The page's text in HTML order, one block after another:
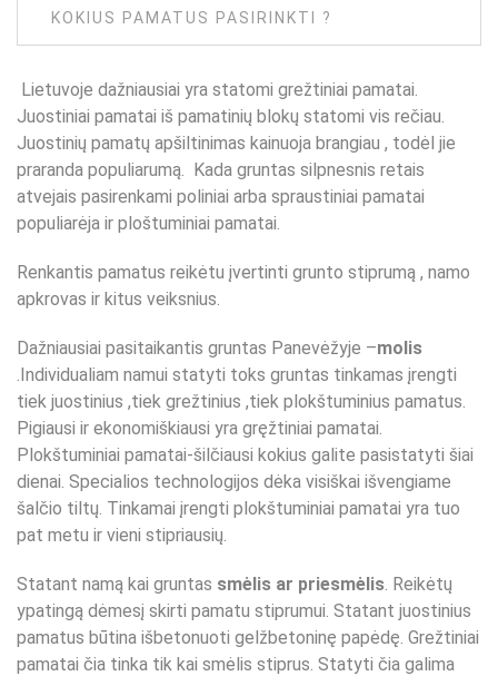
KOKIUS PAMATUS PASIRINKTI ?
Lietuvoje dažniausiai yra statomi grežtiniai pamatai.
Juostiniai pamatai iš pamatinių blokų statomi vis rečiau.
Juostinių pamatų apšiltinimas kainuoja brangiau , todėl jie
praranda populiarumą. Kada gruntas silpnesnis retais
atvejais pasirenkami poliniai arba spraustiniai pamatai
populiarėja ir ploštuminiai pamatai.
Renkantis pamatus reikėtu įvertinti grunto stiprumą , namo
apkrovas ir kitus veiksnius.
Dažniausiai pasitaikantis gruntas Panevėžyje –molis
.Individualiam namui statyti toks gruntas tinkamas įrengti
tiek juostinius ,tiek grežtinius ,tiek plokštuminius pamatus.
Pigiausi ir ekonomiškiausi yra gręžtiniai pamatai.
Plokštuminiai pamatai-šilčiausi kokius galite pasistatyti šiai
dienai. Specialios technologijos dėka visiškai išvengiame
šalčio tiltų. Tinkamai įrengti plokštuminiai pamatai yra tuo
pat metu ir vieni stipriausių.
Statant namą kai gruntas smėlis ar priesmėlis. Reikėtų
ypatingą dėmesį skirti pamatu stiprumui. Statant juostinius
pamatus būtina išbetonuoti gelžbetoninę papėdę. Grežtiniai
pamatai čia tinka tik kai smėlis stiprus. Statyti čia galima